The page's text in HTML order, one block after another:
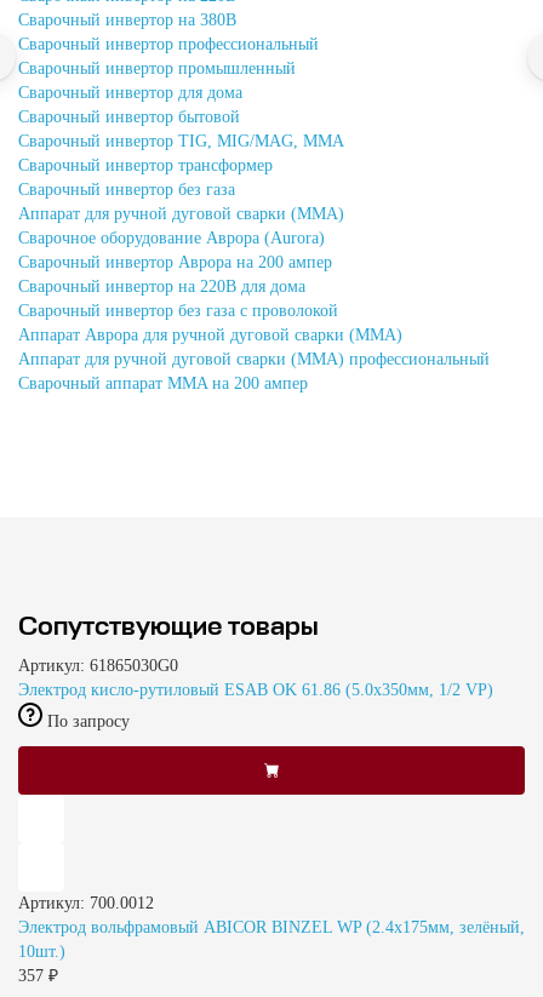
Сварочный инвертор на 380В
Сварочный инвертор профессиональный
Сварочный инвертор промышленный
Сварочный инвертор для дома
Сварочный инвертор бытовой
Сварочный инвертор TIG, MIG/MAG, MMA
Сварочный инвертор трансформер
Сварочный инвертор без газа
Аппарат для ручной дуговой сварки (MMA)
Сварочное оборудование Аврора (Aurora)
Сварочный инвертор Аврора на 200 ампер
Сварочный инвертор на 220В для дома
Сварочный инвертор без газа с проволокой
Аппарат Аврора для ручной дуговой сварки (MMA)
Аппарат для ручной дуговой сварки (MMA) профессиональный
Сварочный аппарат MMA на 200 ампер
Сопутствующие товары
Артикул: 61865030G0
Электрод кисло-рутиловый ESAB OK 61.86 (5.0x350мм, 1/2 VP)
По запросу
Артикул: 700.0012
Электрод вольфрамовый ABICOR BINZEL WP (2.4х175мм, зелёный,
10шт.)
357 ₽